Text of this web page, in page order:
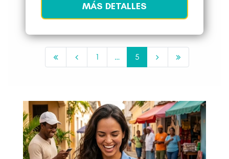
MÁS DETALLES
1 … 5